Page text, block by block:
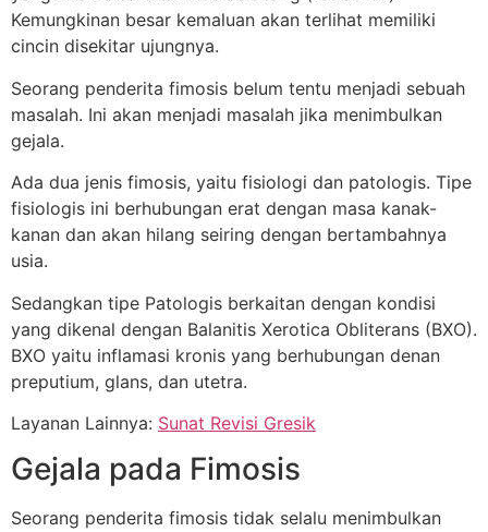
Kemungkinan besar kemaluan akan terlihat memiliki
cincin disekitar ujungnya.
Seorang penderita fimosis belum tentu menjadi sebuah
masalah. Ini akan menjadi masalah jika menimbulkan
gejala.
Ada dua jenis fimosis, yaitu fisiologi dan patologis. Tipe
fisiologis ini berhubungan erat dengan masa kanak-
kanan dan akan hilang seiring dengan bertambahnya
usia.
Sedangkan tipe Patologis berkaitan dengan kondisi
yang dikenal dengan Balanitis Xerotica Obliterans (BXO).
BXO yaitu inflamasi kronis yang berhubungan denan
preputium, glans, dan utetra.
Layanan Lainnya: Sunat Revisi Gresik
Gejala pada Fimosis
Seorang penderita fimosis tidak selalu menimbulkan